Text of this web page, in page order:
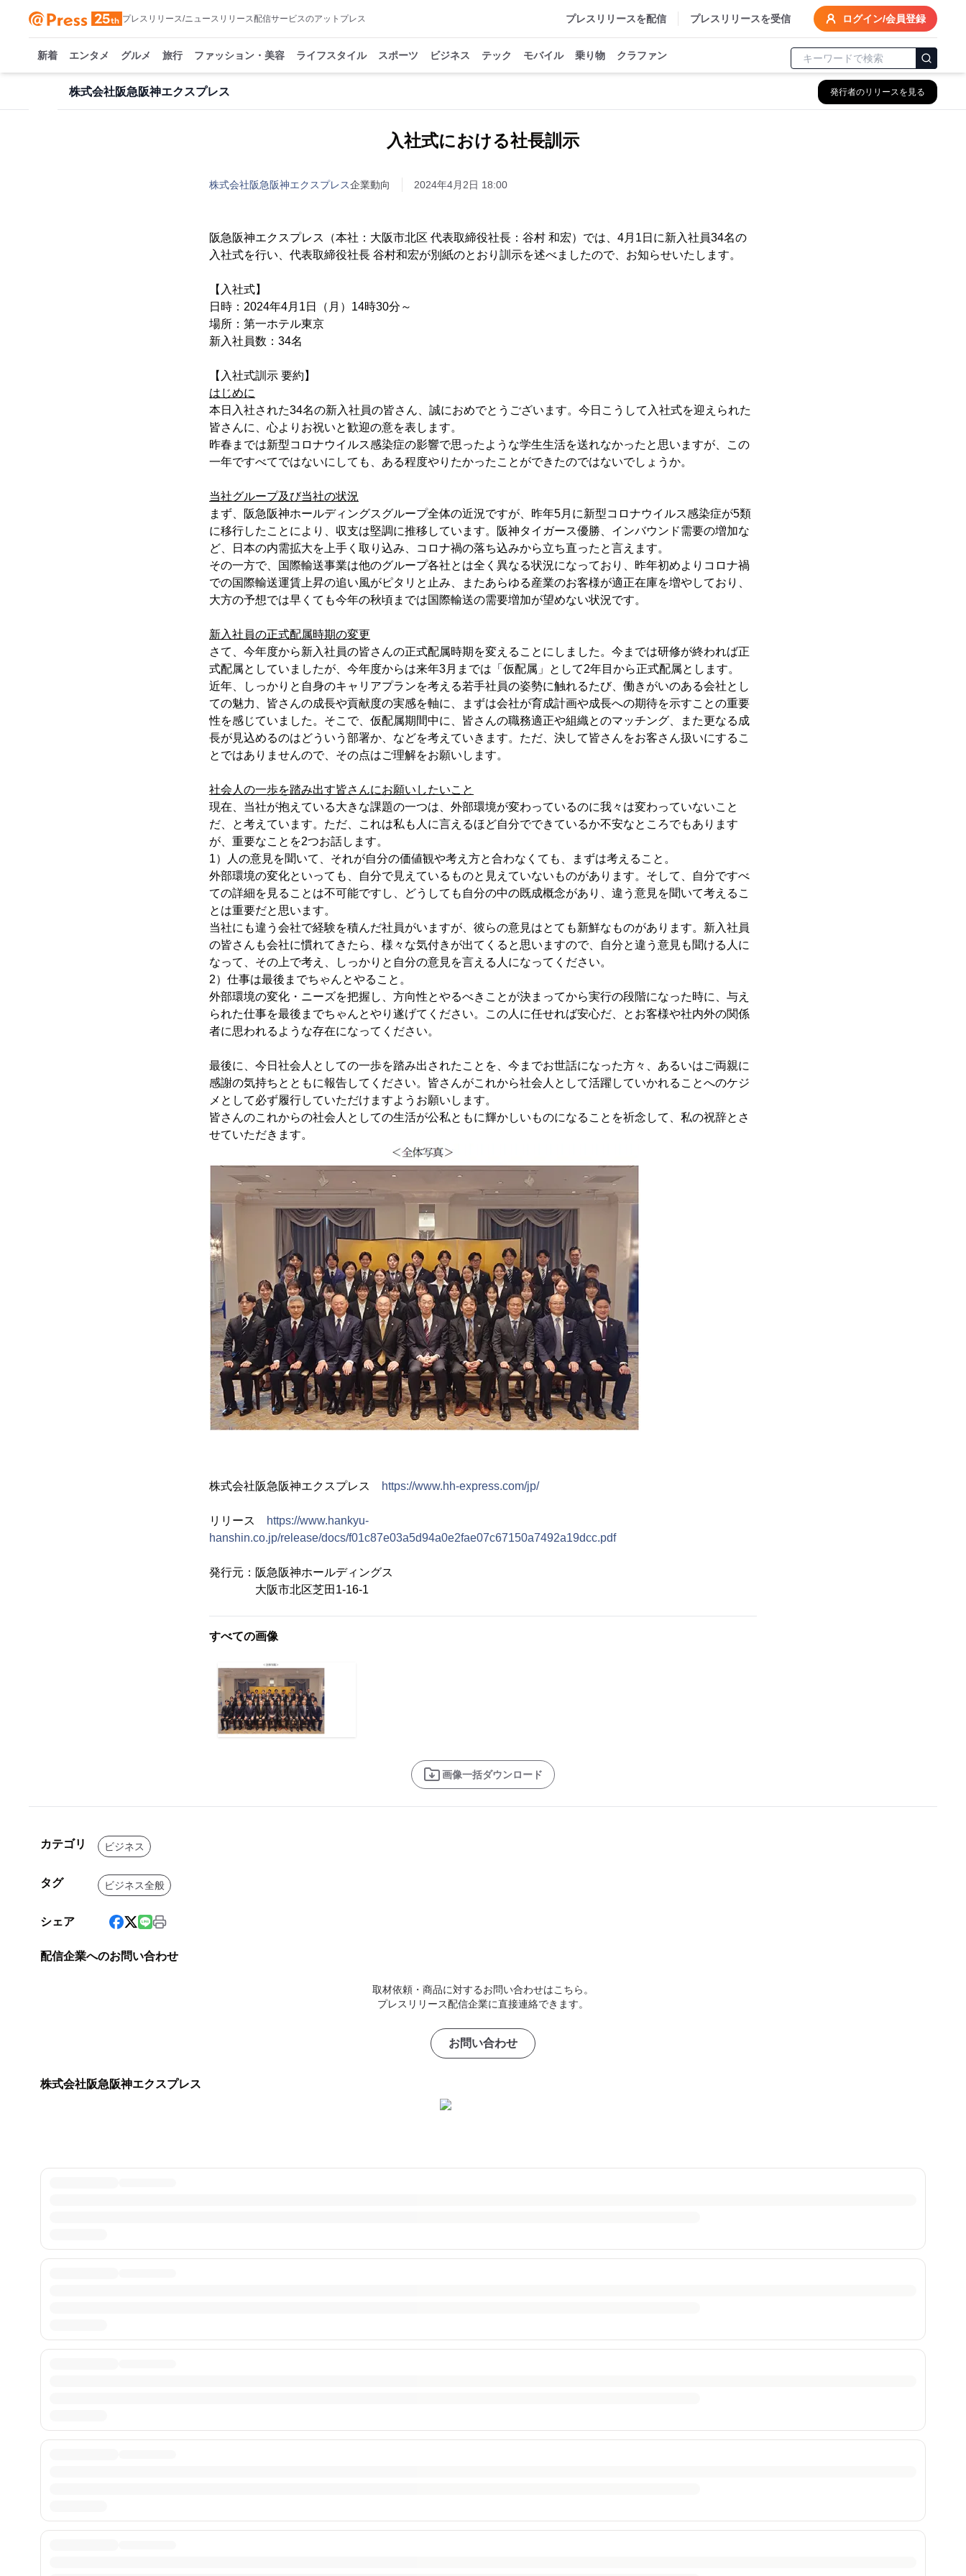
プレスリリース/ニュースリリース配信サービスのアットプレス プレスリリースを配信 プレスリリースを受信 ログイン/会員登録
新着 エンタメ グルメ 旅行 ファッション・美容 ライフスタイル スポーツ ビジネス テック モバイル 乗り物 クラファン
株式会社阪急阪神エクスプレス 発行者のリリースを見る
入社式における社長訓示
株式会社阪急阪神エクスプレス企業動向 2024年4月2日 18:00
阪急阪神エクスプレス（本社：大阪市北区 代表取締役社長：谷村 和宏）では、4月1日に新入社員34名の
入社式を行い、代表取締役社長 谷村和宏が別紙のとおり訓示を述べましたので、お知らせいたします。
【入社式】
日時：2024年4月1日（月）14時30分～
場所：第一ホテル東京
新入社員数：34名
【入社式訓示 要約】
はじめに
本日入社された34名の新入社員の皆さん、誠におめでとうございます。今日こうして入社式を迎えられた
皆さんに、心よりお祝いと歓迎の意を表します。
昨春までは新型コロナウイルス感染症の影響で思ったような学生生活を送れなかったと思いますが、この
一年ですべてではないにしても、ある程度やりたかったことができたのではないでしょうか。
当社グループ及び当社の状況
まず、阪急阪神ホールディングスグループ全体の近況ですが、昨年5月に新型コロナウイルス感染症が5類
に移行したことにより、収支は堅調に推移しています。阪神タイガース優勝、インバウンド需要の増加な
ど、日本の内需拡大を上手く取り込み、コロナ禍の落ち込みから立ち直ったと言えます。
その一方で、国際輸送事業は他のグループ各社とは全く異なる状況になっており、昨年初めよりコロナ禍
での国際輸送運賃上昇の追い風がピタリと止み、またあらゆる産業のお客様が適正在庫を増やしており、
大方の予想では早くても今年の秋頃までは国際輸送の需要増加が望めない状況です。
新入社員の正式配属時期の変更
さて、今年度から新入社員の皆さんの正式配属時期を変えることにしました。今までは研修が終われば正
式配属としていましたが、今年度からは来年3月までは「仮配属」として2年目から正式配属とします。
近年、しっかりと自身のキャリアプランを考える若手社員の姿勢に触れるたび、働きがいのある会社とし
ての魅力、皆さんの成長や貢献度の実感を軸に、まずは会社が育成計画や成長への期待を示すことの重要
性を感じていました。そこで、仮配属期間中に、皆さんの職務適正や組織とのマッチング、また更なる成
長が見込めるのはどういう部署か、などを考えていきます。ただ、決して皆さんをお客さん扱いにするこ
とではありませんので、その点はご理解をお願いします。
社会人の一歩を踏み出す皆さんにお願いしたいこと
現在、当社が抱えている大きな課題の一つは、外部環境が変わっているのに我々は変わっていないこと
だ、と考えています。ただ、これは私も人に言えるほど自分でできているか不安なところでもあります
が、重要なことを2つお話します。
1）人の意見を聞いて、それが自分の価値観や考え方と合わなくても、まずは考えること。
外部環境の変化といっても、自分で見えているものと見えていないものがあります。そして、自分ですべ
ての詳細を見ることは不可能ですし、どうしても自分の中の既成概念があり、違う意見を聞いて考えるこ
とは重要だと思います。
当社にも違う会社で経験を積んだ社員がいますが、彼らの意見はとても新鮮なものがあります。新入社員
の皆さんも会社に慣れてきたら、様々な気付きが出てくると思いますので、自分と違う意見も聞ける人に
なって、その上で考え、しっかりと自分の意見を言える人になってください。
2）仕事は最後までちゃんとやること。
外部環境の変化・ニーズを把握し、方向性とやるべきことが決まってから実行の段階になった時に、与え
られた仕事を最後までちゃんとやり遂げてください。この人に任せれば安心だ、とお客様や社内外の関係
者に思われるような存在になってください。
最後に、今日社会人としての一歩を踏み出されたことを、今までお世話になった方々、あるいはご両親に
感謝の気持ちとともに報告してください。皆さんがこれから社会人として活躍していかれることへのケジ
メとして必ず履行していただけますようお願いします。
皆さんのこれからの社会人としての生活が公私ともに輝かしいものになることを祈念して、私の祝辞とさ
せていただきます。
株式会社阪急阪神エクスプレス https://www.hh-express.com/jp/
リリース
https://www.hankyu-
hanshin.co.jp/release/docs/f01c87e03a5d94a0e2fae07c67150a7492a19dcc.pdf
発行元：阪急阪神ホールディングス
大阪市北区芝田1-16-1
すべての画像
画像一括ダウンロード
カテゴリ ビジネス
タグ ビジネス全般
シェア
配信企業へのお問い合わせ
取材依頼・商品に対するお問い合わせはこちら。
プレスリリース配信企業に直接連絡できます。
お問い合わせ
株式会社阪急阪神エクスプレス